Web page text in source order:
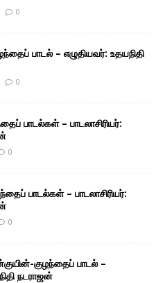
0
பாடல் – எழுதியவர்: உதயநிதி
0
பாடல்கள் – பாடலாசிரியர்:
0
பாடல்கள் – பாடலாசிரியர்:
0
குழந்தைப் பாடல் –
நடராஜன்